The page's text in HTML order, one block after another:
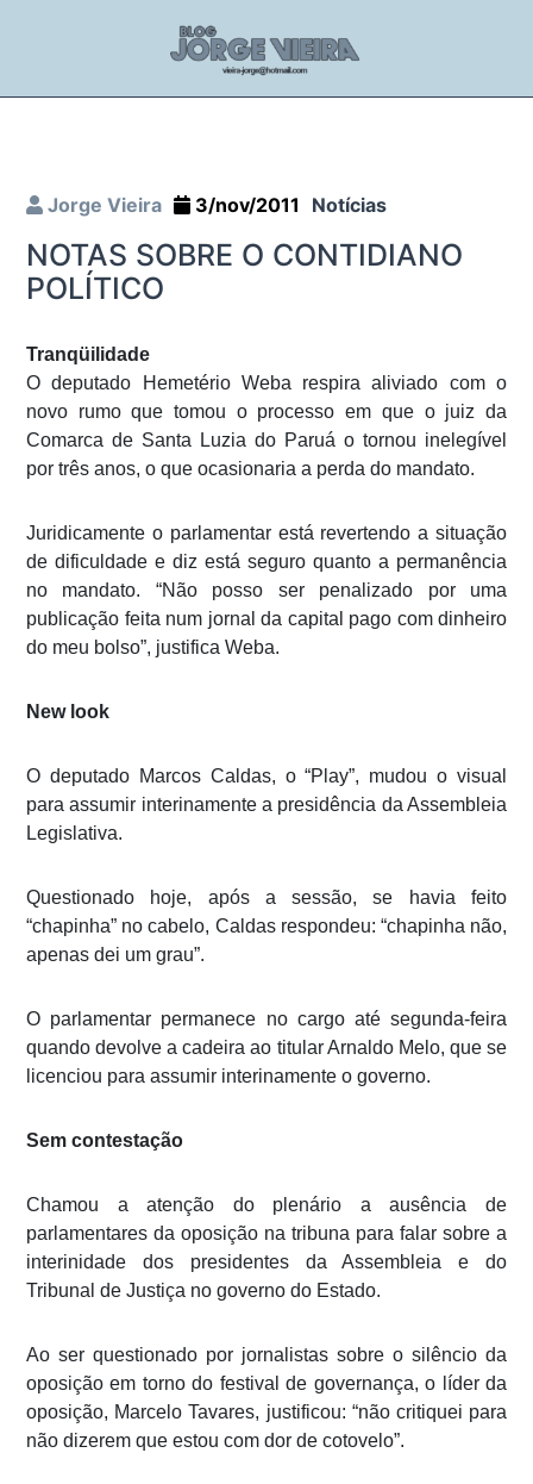
Jorge Vieira 3/nov/2011 Notícias
NOTAS SOBRE O CONTIDIANO
POLÍTICO
Tranqüilidade
O deputado Hemetério Weba respira aliviado com o
novo rumo que tomou o processo em que o juiz da
Comarca de Santa Luzia do Paruá o tornou inelegível
por três anos, o que ocasionaria a perda do mandato.
Juridicamente o parlamentar está revertendo a situação
de dificuldade e diz está seguro quanto a permanência
no mandato. “Não posso ser penalizado por uma
publicação feita num jornal da capital pago com dinheiro
do meu bolso”, justifica Weba.
New look
O deputado Marcos Caldas, o “Play”, mudou o visual
para assumir interinamente a presidência da Assembleia
Legislativa.
Questionado hoje, após a sessão, se havia feito
“chapinha” no cabelo, Caldas respondeu: “chapinha não,
apenas dei um grau”.
O parlamentar permanece no cargo até segunda-feira
quando devolve a cadeira ao titular Arnaldo Melo, que se
licenciou para assumir interinamente o governo.
Sem contestação
Chamou a atenção do plenário a ausência de
parlamentares da oposição na tribuna para falar sobre a
interinidade dos presidentes da Assembleia e do
Tribunal de Justiça no governo do Estado.
Ao ser questionado por jornalistas sobre o silêncio da
oposição em torno do festival de governança, o líder da
oposição, Marcelo Tavares, justificou: “não critiquei para
não dizerem que estou com dor de cotovelo”.